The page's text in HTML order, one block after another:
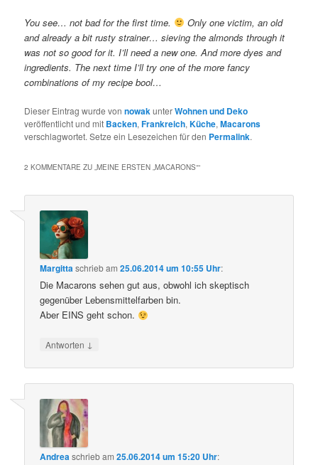
You see… not bad for the first time.
Only one victim, an old
and already a bit rusty strainer… sieving the almonds through it
was not so good for it. I’ll need a new one. And more dyes and
ingredients. The next time I’ll try one of the more fancy
combinations of my recipe bool…
Dieser Eintrag wurde vonnowakunterWohnen und Deko
veröffentlicht und mit Backen,Frankreich,Küche,Macarons
verschlagwortet. Setze ein Lesezeichen für den Permalink.
2 KOMMENTARE ZU „MEINE ERSTEN „MACARONS““
Margittaschriebam25.06.2014 um 10:55 Uhr:
Die Macarons sehen gut aus, obwohl ich skeptisch
gegenüber Lebensmittelfarben bin.
Aber EINS geht schon.
Antworten ↓
Andreaschriebam25.06.2014 um 15:20 Uhr: